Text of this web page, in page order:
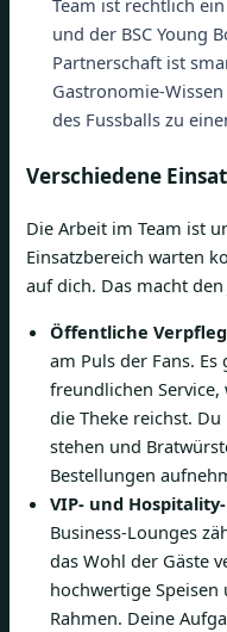
Team ist rechtlich ein
und der BSC Young
Partnerschaft ist
Gastronomie-
des Fussballs zu
Verschiedene
Die Arbeit im Team ist
Einsatzbereich warten
auf dich. Das macht
Öffentliche
am Puls der Fans.
freundlichen
die Theke reichst.
stehen und
Bestellungen
VIP- und
Business-Lounges
das Wohl der Gäste
hochwertige
Rahmen. Deine